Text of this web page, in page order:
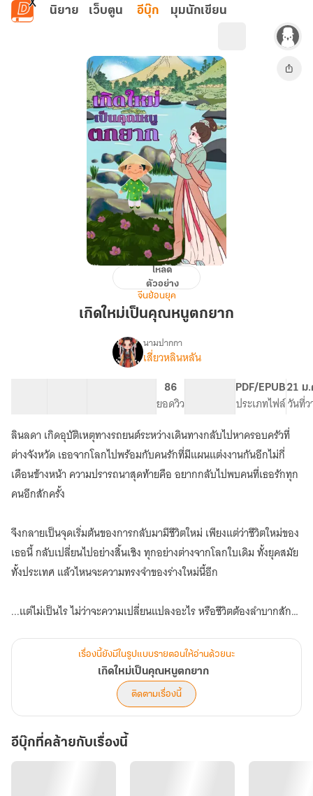
ข้ามไปยังเนื้อหาหลัก
นิยาย เว็บตูน อีบุ๊ก มุมนักเขียน
เป็น
ตกยาก
โหลด
ตัวอย่าง
จีนย้อนยุค
เกิดใหม่เป็นคุณหนูตกยาก
เรื่อง
ใหม่
เป็น
คุณ
หนู
ตกยาก
นามปากกา
เสี่ยวหลินหลัน
86
ยอดวิว
PDF/EPUB
ประเภทไฟล์
21 ม
วันที่ว
ลินลดา เกิดอุบัติเหตุทางรถยนต์ระหว่างเดินทางกลับไปหาครอบครัวที่
ต่างจังหวัด เธอจากโลกไปพร้อมกับคนรักที่มีแผนแต่งงานกันอีกไม่กี่
เดือนข้างหน้า ความปรารถนาสุดท้ายคือ อยากกลับไปพบคนที่เธอรักทุก
คนอีกสักครั้ง
จึงกลายเป็นจุดเริ่มต้นของการกลับมามีชีวิตใหม่ เพียงแต่ว่าชีวิตใหม่ของ
เธอนี้ กลับเปลี่ยนไปอย่างสิ้นเชิง ทุกอย่างต่างจากโลกใบเดิม ทั้งยุคสมัย
ทั้งประเทศ แล้วไหนจะความทรงจำของร่างใหม่นี้อีก
...แต่ไม่เป็นไร ไม่ว่าจะความเปลี่ยนแปลงอะไร หรือชีวิตต้องลำบากสัก
จะได้พบกับคนสำคัญของเธออีกครั้ง...
เรื่องนี้ยังมีในรูปแบบรายตอนให้อ่านด้วยนะ
เกิดใหม่เป็นคุณหนูตกยาก
ติดตามเรื่องนี้
อีบุ๊กที่คล้ายกับเรื่องนี้